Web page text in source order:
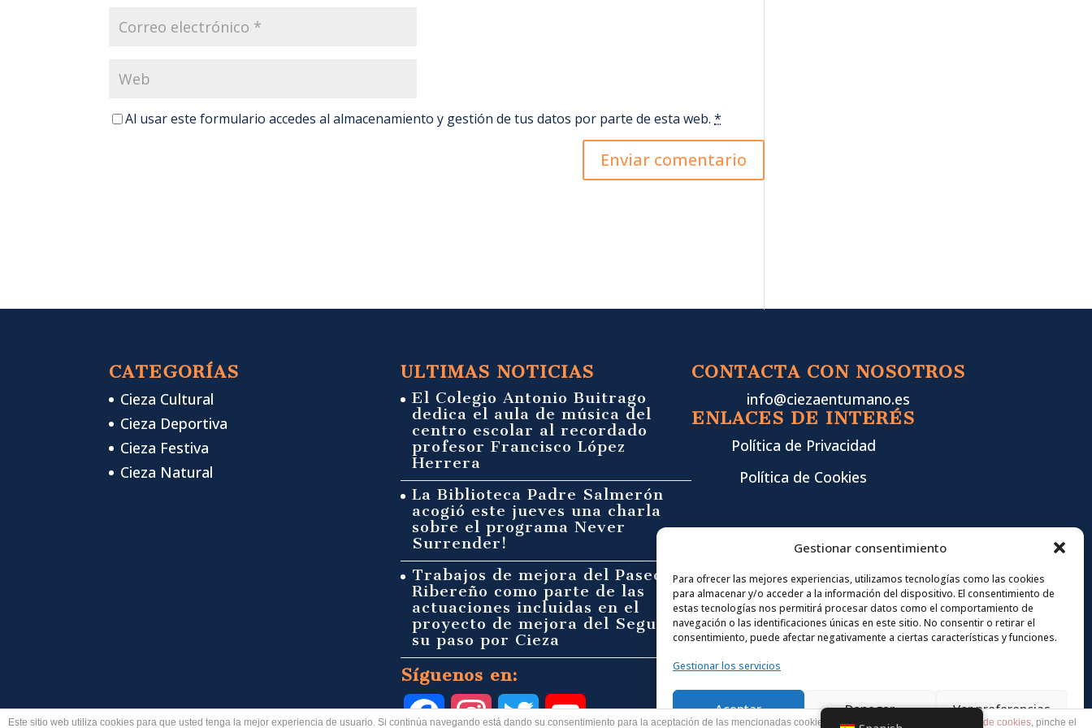
Gestionar consentimiento
Para ofrecer las mejores experiencias, utilizamos tecnologías como las cookies
para almacenar y/o acceder a la información del dispositivo. El consentimiento de
estas tecnologías nos permitirá procesar datos como el comportamiento de
navegación o las identificaciones únicas en este sitio. No consentir o retirar el
consentimiento, puede afectar negativamente a ciertas características y funciones.
Gestionar los servicios
Aceptar Denegar Ver preferencias
Al usar este formulario accedes al almacenamiento y gestión de tus datos por parte de esta web.*
CATEGORÍAS
Cieza Cultural
Cieza Deportiva
Cieza Festiva
Cieza Natural
ULTIMAS NOTICIAS
El Colegio Antonio Buitrago
dedica el aula de música del
centro escolar al recordado
profesor Francisco López
Herrera
La Biblioteca Padre Salmerón
acogió este jueves una charla
sobre el programa Never
Surrender!
Trabajos de mejora del Paseo
Ribereño como parte de las
actuaciones incluidas en el
proyecto de mejora del Segura a
su paso por Cieza
Síguenos en:
F I T Y
CONTACTA CON NOSOTROS
info@ciezaentumano.es
ENLACES DE INTERÉS
Política de Privacidad
Política de Cookies
Este sitio web utiliza cookies para que usted tenga la mejor experiencia de usuario. Si continúa navegando está dando su consentimiento para la aceptación de las mencionadas cookies y la aceptación de nuestra política de cookies, pinche el